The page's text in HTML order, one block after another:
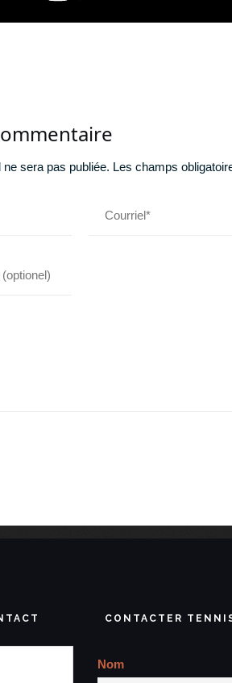
sera pas publiée. Les champs
CONTACTER
Nom